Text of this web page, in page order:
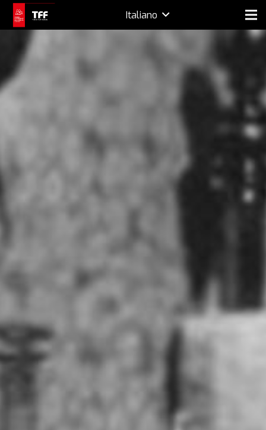
Italiano